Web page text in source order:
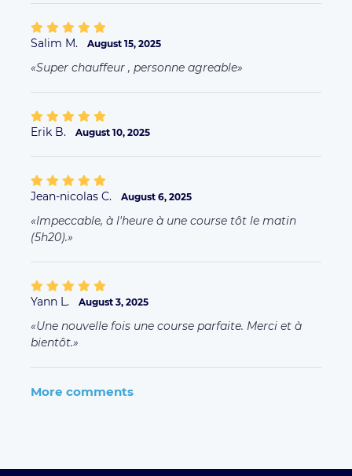
Salim M. August 15, 2025
Super chauffeur , personne agreable
Erik B. August 10, 2025
Jean-nicolas C. August 6, 2025
Impeccable, à l'heure à une course tôt le matin
(5h20).
Yann L. August 3, 2025
Une nouvelle fois une course parfaite. Merci et à
bientôt.
More comments